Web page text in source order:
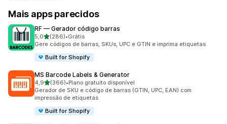
Mais apps parecidos
RF — Gerador código barras
5,0de 5 estrelas
(286)
286 avaliações ao todo
•Grátis
Gere códigos de barras, SKUs, UPC e GTIN e imprima etiquetas
Built for Shopify
MS Barcode Labels & Generator
4,9de 5 estrelas
(366)
366 avaliações ao todo
•Plano gratuito disponível
Gerador de SKU e código de barras (GTIN, UPC, EAN) com
impressão de etiquetas
Built for Shopify